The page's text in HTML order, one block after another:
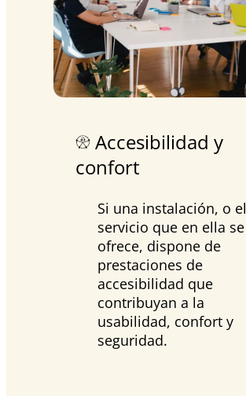
Accesibilidad y
confort
Si una instalación, o el
servicio que en ella se
ofrece, dispone de
prestaciones de
accesibilidad que
contribuyan a la
usabilidad, confort y
seguridad.